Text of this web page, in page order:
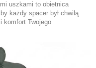
uszkami to obietnica
każdy spacer był chwilą
komfort Twojego